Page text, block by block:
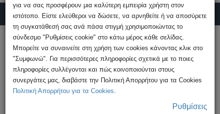
Υποβολή Καταγγελίας
HOME
Ανακοινώσεις
Νέες καταγγελίες για απάτη με τηλεφωνικές
κλήσεις δήθεν από ...
για να σας προσφέρουν μια καλύτερη εμπειρία χρήστη στον
ιστότοπο. Είστε ελεύθεροι να δώσετε, να αρνηθείτε ή να αποσύρετε
τη συγκατάθεσή σας ανά πάσα στιγμή χρησιμοποιώντας το
σύνδεσμο "Ρυθμίσεις cookie" στο κάτω μέρος κάθε σελίδας.
Μπορείτε να συναινείτε στη χρήση των cookies κάνοντας κλικ στο
"Συμφωνώ". Για περισσότερες πληροφορίες σχετικά με το ποιες
πληροφορίες συλλέγονται και πώς κοινοποιούνται στους
συνεργάτες μας, διαβάστε την Πολιτική Απορρήτου για τα Cookies
Πολιτική Απορρήτου για τα Cookies.
Ρυθμίσεις